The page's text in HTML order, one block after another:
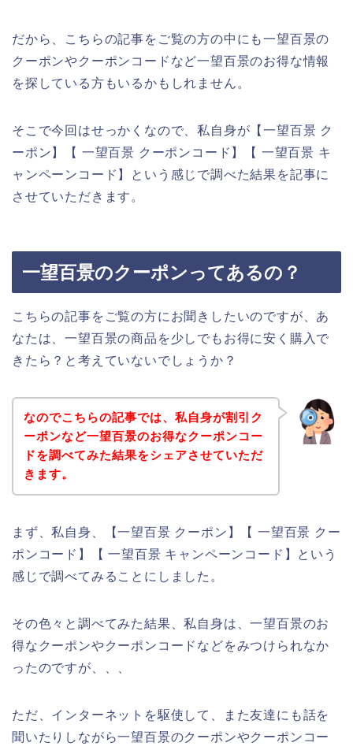
だから、こちらの記事をご覧の方の中にも一望百景の
クーポンやクーポンコードなど一望百景のお得な情報
を探している方もいるかもしれません。
そこで今回はせっかくなので、私自身が【一望百景 ク
ーポン】【 一望百景 クーポンコード】【 一望百景 キ
ャンペーンコード】という感じで調べた結果を記事に
させていただきます。
一望百景のクーポンってあるの？
こちらの記事をご覧の方にお聞きしたいのですが、あ
なたは、一望百景の商品を少しでもお得に安く購入で
きたら？と考えていないでしょうか？
なのでこちらの記事では、私自身が割引ク
ーポンなど一望百景のお得なクーポンコー
ドを調べてみた結果をシェアさせていただ
きます。
まず、私自身、【一望百景 クーポン】【 一望百景 クー
ポンコード】【 一望百景 キャンペーンコード】という
感じで調べてみることにしました。
その色々と調べてみた結果、私自身は、一望百景のお
得なクーポンやクーポンコードなどをみつけられなか
ったのですが、、、
ただ、インターネットを駆使して、また友達にも話を
聞いたりしながら一望百景のクーポンやクーポンコー